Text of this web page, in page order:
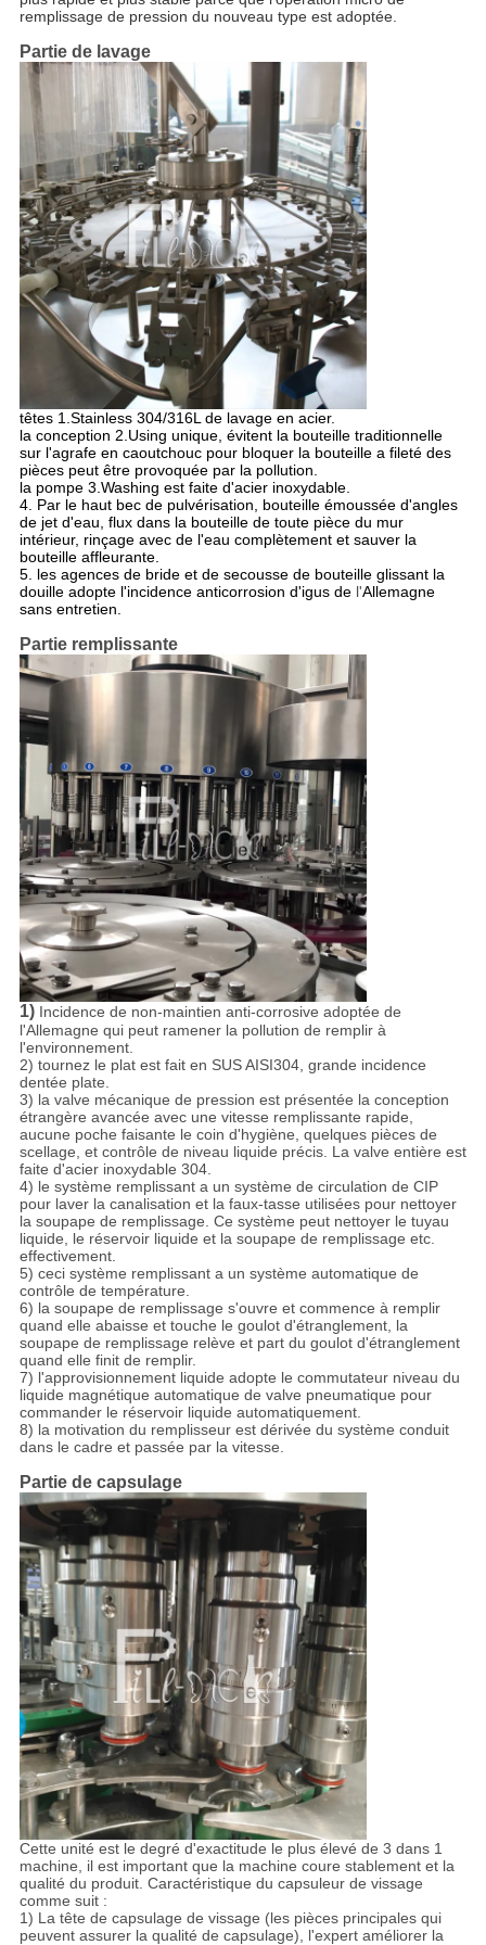
remplissage de pression du nouveau type est adoptée.
Partie de lavage
têtes 1.Stainless 304/316L de lavage en acier.
la conception 2.Using unique, évitent la bouteille traditionnelle
sur l'agrafe en caoutchouc pour bloquer la bouteille a fileté des
pièces peut être provoquée par la pollution.
la pompe 3.Washing est faite d'acier inoxydable.
4. Par le haut bec de pulvérisation, bouteille émoussée d'angles
de jet d'eau, flux dans la bouteille de toute pièce du mur
intérieur, rinçage avec de l'eau complètement et sauver la
bouteille affleurante.
5. les agences de bride et de secousse debouteille glissant la
douille adopte l'incidence anticorrosion d'igus del'Allemagne
sans entretien.
Partie remplissante
1) Incidence de non-maintien anti-corrosive adoptée de
l'Allemagne qui peut ramener la pollution de remplir à
l'environnement.
2) tournez le plat est fait en SUS AISI304, grande incidence
dentée plate.
3) la valve mécanique de pression est présentée la conception
étrangère avancée avec une vitesse remplissante rapide,
aucune poche faisante le coin d'hygiène, quelques pièces de
scellage, et contrôle de niveau liquide précis. La valve entière est
faite d'acier inoxydable 304.
4) le système remplissant a un système de circulation de CIP
pour laver la canalisation et la faux-tasse utilisées pour nettoyer
la soupape de remplissage. Ce système peut nettoyer le tuyau
liquide, le réservoir liquide et la soupape de remplissage etc.
effectivement.
5) ceci système remplissant a un système automatique de
contrôle de température.
6) la soupape de remplissage s'ouvre et commence à remplir
quand elle abaisse et touche le goulot d'étranglement, la
soupape de remplissage relève et part du goulot d'étranglement
quand elle finit de remplir.
7) l'approvisionnement liquide adopte le commutateur niveau du
liquide magnétique automatique de valve pneumatique pour
commander le réservoir liquide automatiquement.
8) la motivation du remplisseur est dérivée du système conduit
dans le cadre et passée par la vitesse.
Partie de capsulage
Cette unité est le degré d'exactitude le plus élevé de 3 dans 1
machine, il est important que la machine coure stablement et la
qualité du produit. Caractéristique du capsuleur de vissage
comme suit :
1) La tête de capsulage de vissage (les pièces principales qui
peuvent assurer la qualité de capsulage), l'expert améliorer la